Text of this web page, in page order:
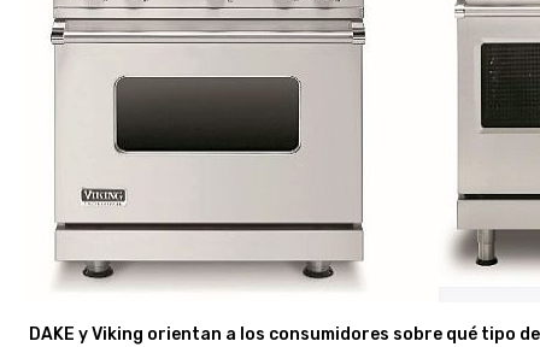
DAKE y Viking orientan a los consumidores sobre qué tipo